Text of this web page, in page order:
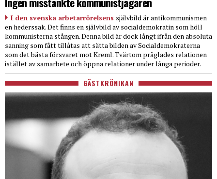
I den svenska arbetarrörelsens självbild är antikommunismen
en hederssak. Det finns en självbild av socialdemokratin som höll
kommunisterna stången. Denna bild är dock långt ifrån den absoluta
sanning som fått tillåtas att sätta bilden av Socialdemokraterna
som det bästa försvaret mot Kreml. Tvärtom präglades relationen
istället av samarbete och öppna relationer under långa perioder.
GÄSTKRÖNIKAN